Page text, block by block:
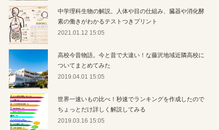
中学理科生物の解説。人体や目の仕組み、臓器や消化酵
素の働きがわかるテストつきプリント
2021.01.12 15:05
高校今昔物語。今と昔で大違い！な藤沢地域近隣高校に
ついてまとめてみた
2019.04.01 15:05
世界一速いもの比べ！秒速でランキングを作成したので
ちょっとだけ詳しく解説してみる
2019.03.16 15:05